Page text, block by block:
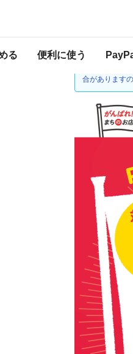
る 便利に使う
ります。
合があります